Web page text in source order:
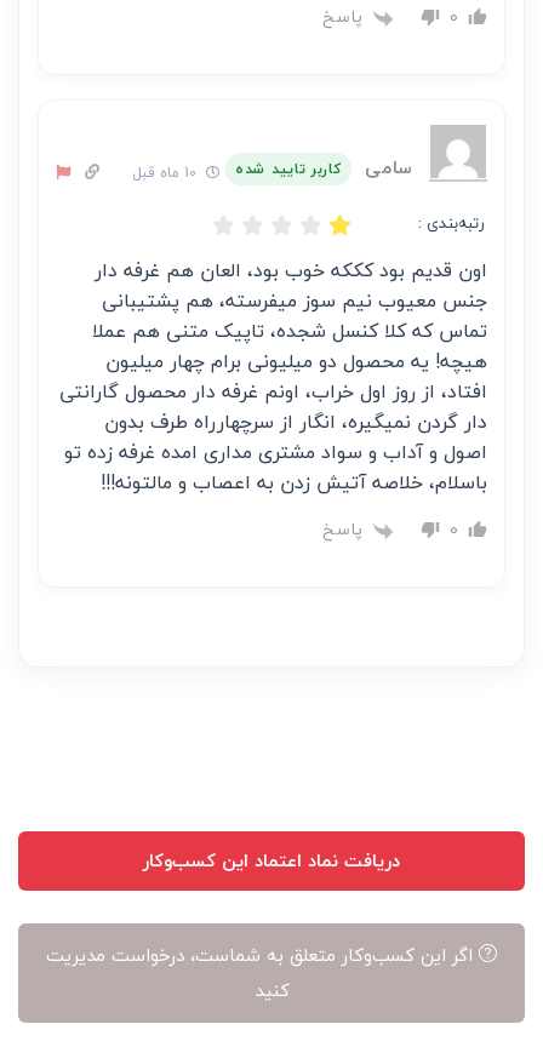
0 پاسخ
سامی کاربر تایید شده
رتبه‌بندی :
اون قدیم بود کککه خوب بود، العان هم غرفه دار
جنس معیوب نیم سوز میفرسته، هم پشتیبانی
تماس که کلا کنسل شجده، تاپیک متنی هم عملا
هیچه! یه محصول دو میلیونی برام چهار میلیون
افتاد، از روز اول خراب، اونم غرفه دار محصول گارانتی
دار گردن نمیگیره، انگار از سرچهارراه طرف بدون
اصول و آداب و سواد مشتری مداری امده غرفه زده تو
باسلام، خلاصه آتیش زدن به اعصاب و مالتونه!!!
0 پاسخ
دریافت نماد اعتماد این کسب‌وکار
اگر این کسب‌وکار متعلق به شماست، درخواست مدیریت
کنید